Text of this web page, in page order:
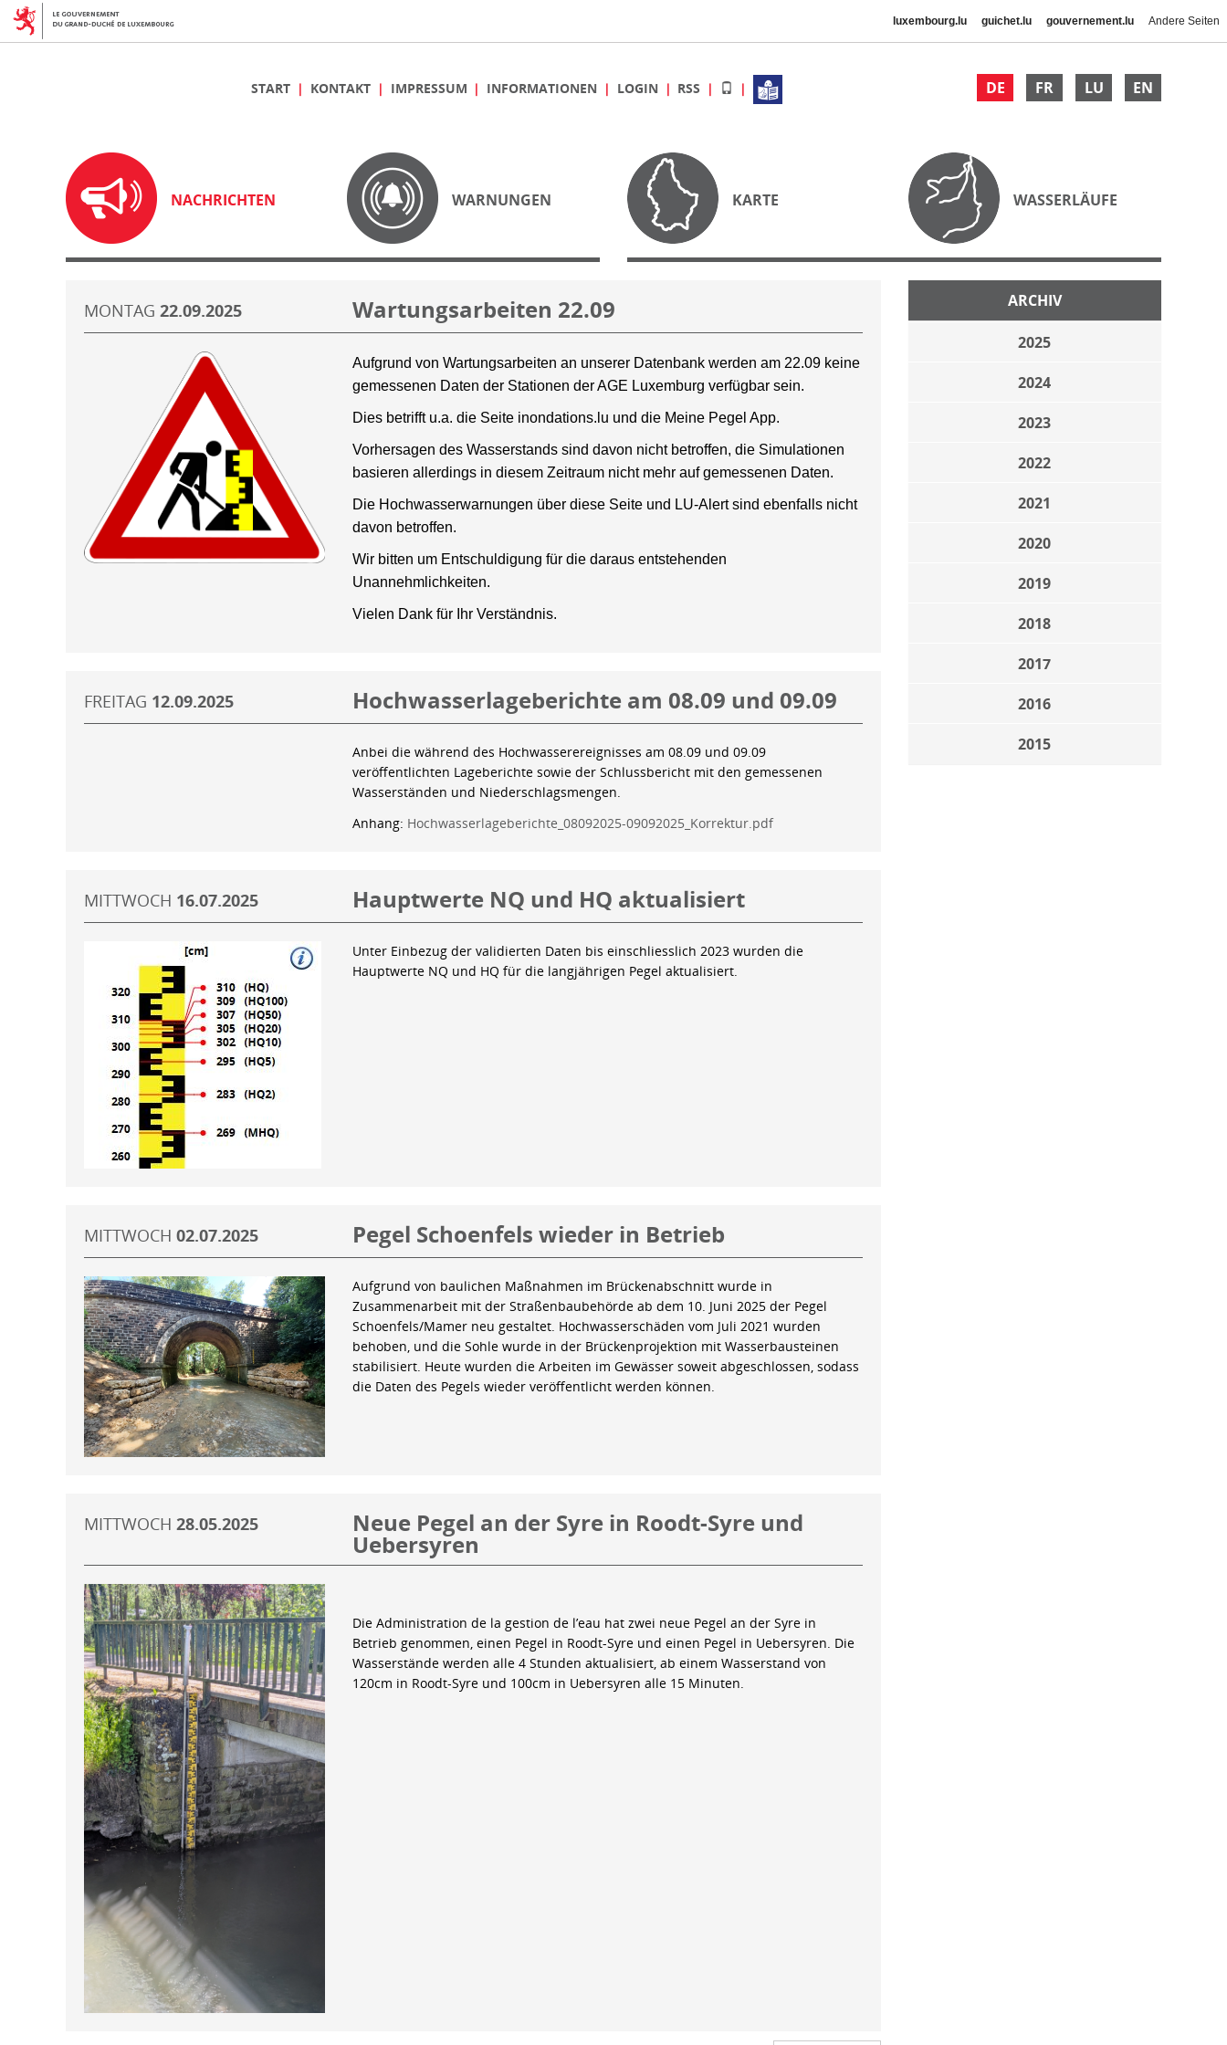
luxembourg.lu guichet.lu gouvernement.lu Andere Seiten
DE FR LU EN
START KONTAKT IMPRESSUM INFORMATIONEN LOGIN RSS
NACHRICHTEN WARNUNGEN KARTE WASSERLÄUFE
ARCHIV
2025
2024
2023
2022
2021
2020
2019
2018
2017
2016
2015
MONTAG 22.09.2025 Wartungsarbeiten 22.09
Aufgrund von Wartungsarbeiten an unserer Datenbank werden am 22.09 keine
gemessenen Daten der Stationen der AGE Luxemburg verfügbar sein.
Dies betrifft u.a. die Seite inondations.lu und die Meine Pegel App.
Vorhersagen des Wasserstands sind davon nicht betroffen, die Simulationen
basieren allerdings in diesem Zeitraum nicht mehr auf gemessenen Daten.
Die Hochwasserwarnungen über diese Seite und LU-Alert sind ebenfalls nicht
davon betroffen.
Wir bitten um Entschuldigung für die daraus entstehenden
Unannehmlichkeiten.
Vielen Dank für Ihr Verständnis.
FREITAG 12.09.2025 Hochwasserlageberichte am 08.09 und 09.09
Anbei die während des Hochwasserereignisses am 08.09 und 09.09
veröffentlichten Lageberichte sowie der Schlussbericht mit den gemessenen
Wasserständen und Niederschlagsmengen.
Anhang: Hochwasserlageberichte_08092025-09092025_Korrektur.pdf
MITTWOCH 16.07.2025 Hauptwerte NQ und HQ aktualisiert
Unter Einbezug der validierten Daten bis einschliesslich 2023 wurden die
Hauptwerte NQ und HQ für die langjährigen Pegel aktualisiert.
MITTWOCH 02.07.2025 Pegel Schoenfels wieder in Betrieb
Aufgrund von baulichen Maßnahmen im Brückenabschnitt wurde in
Zusammenarbeit mit der Straßenbaubehörde ab dem 10. Juni 2025 der Pegel
Schoenfels/Mamer neu gestaltet. Hochwasserschäden vom Juli 2021 wurden
behoben, und die Sohle wurde in der Brückenprojektion mit Wasserbausteinen
stabilisiert. Heute wurden die Arbeiten im Gewässer soweit abgeschlossen, sodass
die Daten des Pegels wieder veröffentlicht werden können.
MITTWOCH 28.05.2025 Neue Pegel an der Syre in Roodt-Syre und
Uebersyren
Die Administration de la gestion de l’eau hat zwei neue Pegel an der Syre in
Betrieb genommen, einen Pegel in Roodt-Syre und einen Pegel in Uebersyren. Die
Wasserstände werden alle 4 Stunden aktualisiert, ab einem Wasserstand von
120cm in Roodt-Syre und 100cm in Uebersyren alle 15 Minuten.